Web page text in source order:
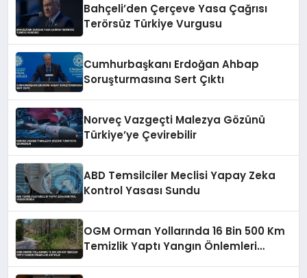
Bahçeli’den Çerçeve Yasa Çağrısı
Terörsüz Türkiye Vurgusu
Cumhurbaşkanı Erdoğan Ahbap
Soruşturmasına Sert Çıktı
Norveç Vazgeçti Malezya Gözünü
Türkiye’ye Çevirebilir
ABD Temsilciler Meclisi Yapay Zeka
Kontrol Yasası Sundu
OGM Orman Yollarında 16 Bin 500 Km
Temizlik Yaptı Yangın Önlemleri